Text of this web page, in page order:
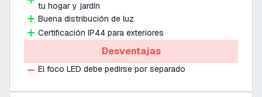
tu hogar y jardín
Buena distribución de luz
Certificación IP44 para exteriores
Desventajas
El foco LED debe pedirse por separado